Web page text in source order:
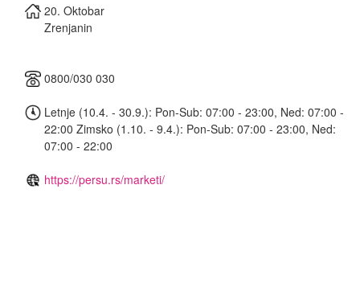
20. Oktobar
Zrenjanin
0800/030 030
Letnje (10.4. - 30.9.): Pon-Sub: 07:00 - 23:00, Ned: 07:00 -
22:00 Zimsko (1.10. - 9.4.): Pon-Sub: 07:00 - 23:00, Ned:
07:00 - 22:00
https://persu.rs/marketi/